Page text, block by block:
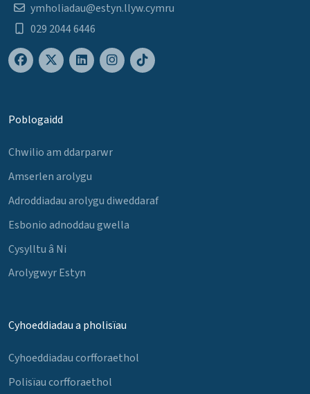
ymholiadau@estyn.llyw.cymru
029 2044 6446
Poblogaidd
Chwilio am ddarparwr
Amserlen arolygu
Adroddiadau arolygu diweddaraf
Esbonio adnoddau gwella
Cysylltu â Ni
Arolygwyr Estyn
Cyhoeddiadau a pholisïau
Cyhoeddiadau corfforaethol
Polisïau corfforaethol